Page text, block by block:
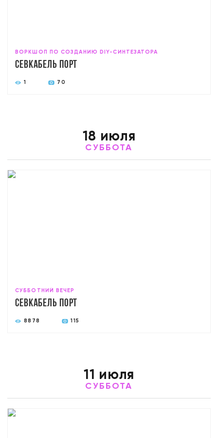
ВОРКШОП ПО СОЗДАНИЮ DIY-СИНТЕЗАТОРА
Севкабель Порт
1 70
18 июля
СУББОТА
СУББОТНИЙ ВЕЧЕР
Севкабель Порт
8878 115
11 июля
СУББОТА